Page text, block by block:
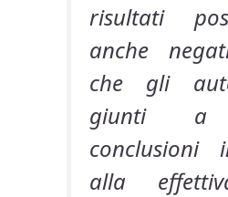
risultati
anche
che gli
giunti a
conclusioni
alla